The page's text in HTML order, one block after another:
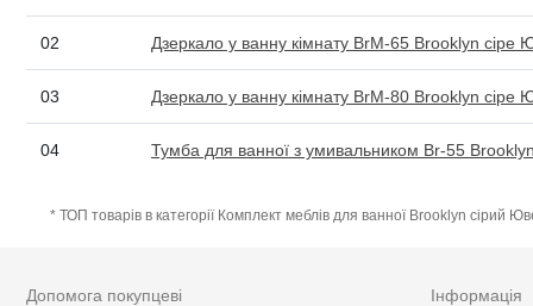
02 Дзеркало у ванну кімнату BrM-65 Brooklyn сіре
03 Дзеркало у ванну кімнату BrM-80 Brooklyn сіре
04 Тумба для ванної з умивальником Br-55
* ТОП товарів в категорії Комплект меблів для ванної Brooklyn сірий
Допомога покупцеві
Інформація